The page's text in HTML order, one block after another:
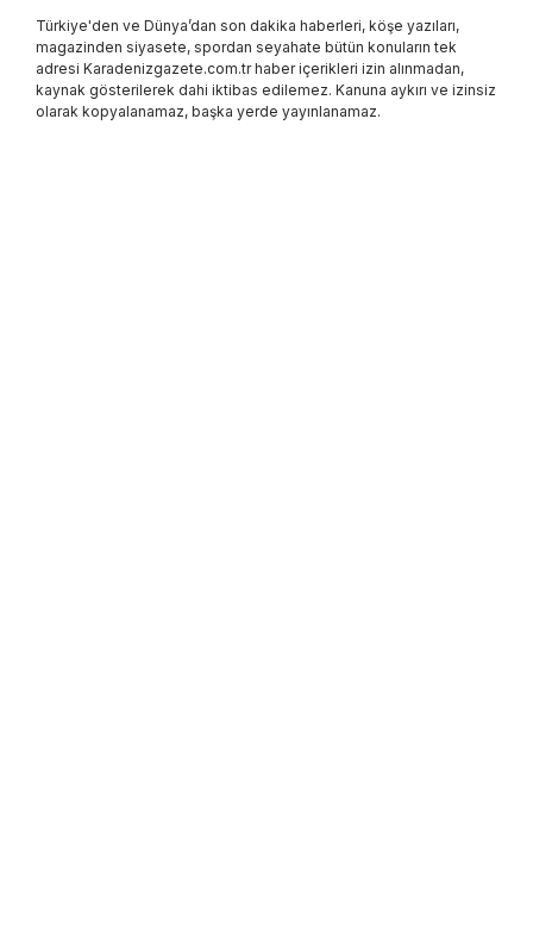
Türkiye'den ve Dünya’dan son dakika haberleri, köşe yazıları,
magazinden siyasete, spordan seyahate bütün konuların tek
adresi Karadenizgazete.com.tr haber içerikleri izin alınmadan,
kaynak gösterilerek dahi iktibas edilemez. Kanuna aykırı ve izinsiz
olarak kopyalanamaz, başka yerde yayınlanamaz.